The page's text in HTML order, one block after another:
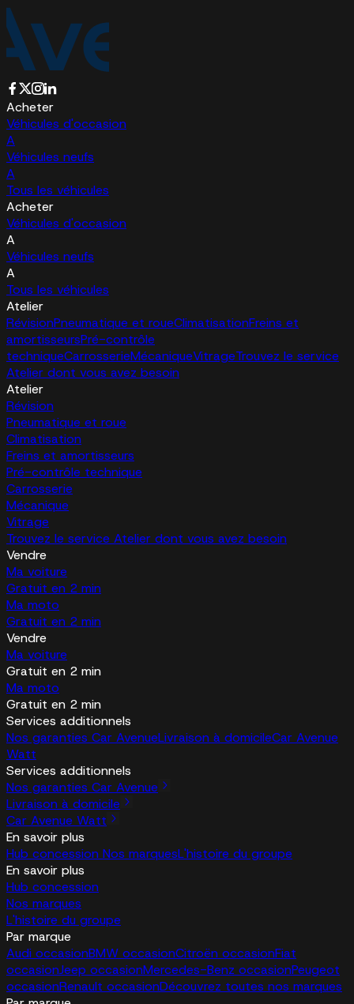
Acheter
Véhicules d'occasion
A
Véhicules neufs
A
Tous les véhicules
Acheter
Véhicules d'occasion
A
Véhicules neufs
A
Tous les véhicules
Atelier
RévisionPneumatique et roueClimatisationFreins et
amortisseursPré-contrôle
techniqueCarrosserieMécaniqueVitrageTrouvez le service
Atelier dont vous avez besoin
Atelier
Révision
Pneumatique et roue
Climatisation
Freins et amortisseurs
Pré-contrôle technique
Carrosserie
Mécanique
Vitrage
Trouvez le service Atelier dont vous avez besoin
Vendre
Ma voiture
Gratuit en 2 min
Ma moto
Gratuit en 2 min
Vendre
Ma voiture
Gratuit en 2 min
Ma moto
Gratuit en 2 min
Services additionnels
Nos garanties Car AvenueLivraison à domicileCar Avenue
Watt
Services additionnels
Nos garanties Car Avenue
Livraison à domicile
Car Avenue Watt
En savoir plus
Hub concession Nos marquesL'histoire du groupe
En savoir plus
Hub concession
Nos marques
L'histoire du groupe
Par marque
Audi occasionBMW occasionCitroën occasionFiat
occasionJeep occasionMercedes-Benz occasionPeugeot
occasionRenault occasionDécouvrez toutes nos marques